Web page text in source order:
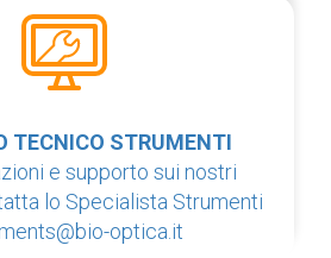
TECNICO STRUMENTI
e supporto sui nostri
lo Specialista Strumenti
optica.it